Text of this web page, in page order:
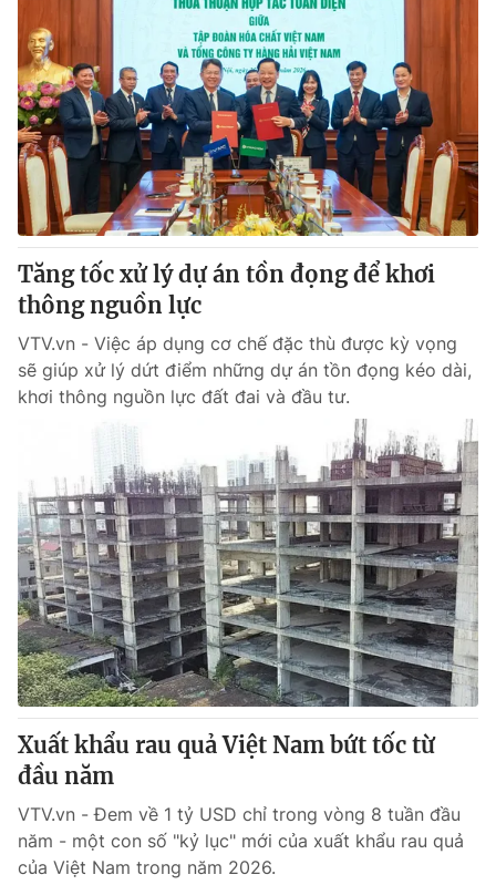
VTV Money VTV Thể thao
VTV Sức khoẻ Bất động sản
Thị trường 24h Tấm lòng Việt
VTV4 Vươn mình bằng AI
VTV9
Liên hệ tòa soạn English
THỜI BÁO VTV
Theo dõi báo trên
Cơ quan chủ quản:Đài Truyền hình Việt Nam
Cơ quan báo chí:Thời báo VTV
Giấy phép hoạt động báo in và báo điện tử số 483/GP-BTTTT
cấp ngày 29/12/2023
Tổng Biên tập:Vũ Thanh Thủy
Phó Tổng Biên tập:Nguyễn Thị Mỹ Hạnh, Phạm Quốc Thắng,
Nguyễn Trọng Ninh
024.38 355 931 - 024.38 355 932
Ðiện thoại Thời báo VTV: 024.66 897 897
Email:toasoan@vtv.vn
Tăng tốc xử lý dự án tồn đọng để khơi
thông nguồn lực
VTV.vn - Việc áp dụng cơ chế đặc thù được kỳ vọng
sẽ giúp xử lý dứt điểm những dự án tồn đọng kéo dài,
khơi thông nguồn lực đất đai và đầu tư.
Xuất khẩu rau quả Việt Nam bứt tốc từ
đầu năm
VTV.vn - Đem về 1 tỷ USD chỉ trong vòng 8 tuần đầu
năm - một con số "kỷ lục" mới của xuất khẩu rau quả
của Việt Nam trong năm 2026.